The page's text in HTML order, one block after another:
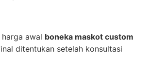
awal boneka maskot custom
ditentukan setelah konsultasi